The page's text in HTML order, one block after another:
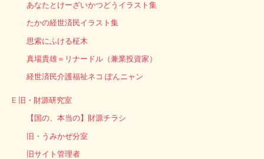
あなたとけーざいかつどうイラスト集
たかの経世済民イラスト集
思索にふける柾木
真場貴雄＝リナードル（兼業投資家）
経世済民介護福祉ネコ ぽんニャン
E 旧・財源研究室
【国の、本当の】財源チラシ
旧・うみかぜ分室
旧サイト管理者